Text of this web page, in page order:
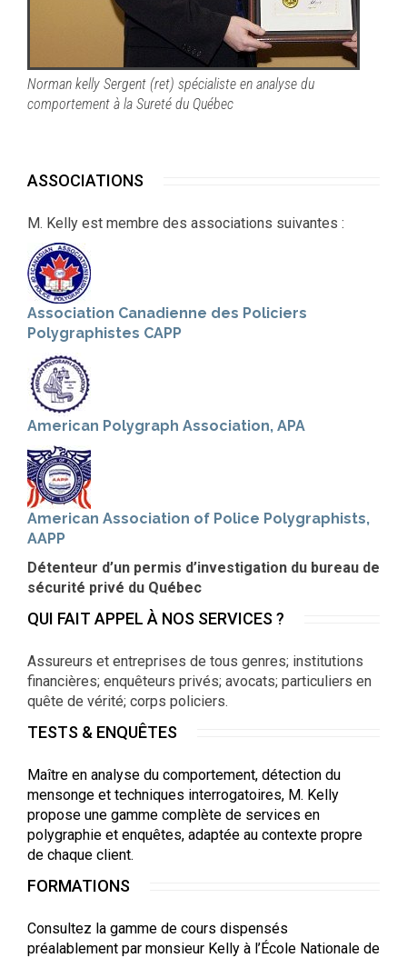
Norman kelly Sergent (ret) spécialiste en analyse du
comportement à la Sureté du Québec
ASSOCIATIONS
M. Kelly est membre des associations suivantes :
Association Canadienne des Policiers
Polygraphistes CAPP
American Polygraph Association, APA
American Association of Police Polygraphists,
AAPP
Détenteur d’un permis d’investigation du bureau de
sécurité privé du Québec
QUI FAIT APPEL À NOS SERVICES ?
Assureurs et entreprises de tous genres; institutions
financières; enquêteurs privés; avocats; particuliers en
quête de vérité; corps policiers.
TESTS & ENQUÊTES
Maître en analyse du comportement, détection du
mensonge et techniques interrogatoires, M. Kelly
propose une gamme complète de services en
polygraphie et enquêtes, adaptée au contexte propre
de chaque client.
FORMATIONS
Consultez la gamme de cours dispensés
préalablement par monsieur Kelly à l’École Nationale de